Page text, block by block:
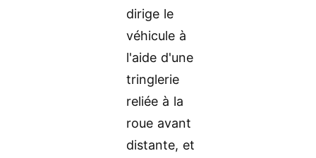
dirige le
véhicule à
l'aide d'une
tringlerie
reliée à la
roue avant
distante, et